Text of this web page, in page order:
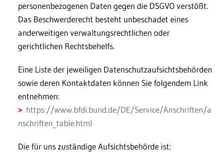
personenbezogenen Daten gegen die DSGVO verstößt.
Das Beschwerderecht besteht unbeschadet eines
anderweitigen verwaltungsrechtlichen oder
gerichtlichen Rechtsbehelfs.
Eine Liste der jeweiligen Datenschutzaufsichtsbehörden
sowie deren Kontaktdaten können Sie folgendem Link
entnehmen:
https://www.bfdi.bund.de/DE/Service/Anschriften/a
nschriften_table.html
Die für uns zuständige Aufsichtsbehörde ist: